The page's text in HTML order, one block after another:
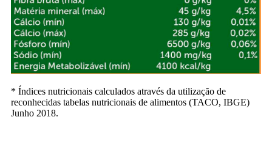
* Índices nutricionais calculados através da utilização de
reconhecidas tabelas nutricionais de alimentos (TACO, IBGE)
Junho 2018.